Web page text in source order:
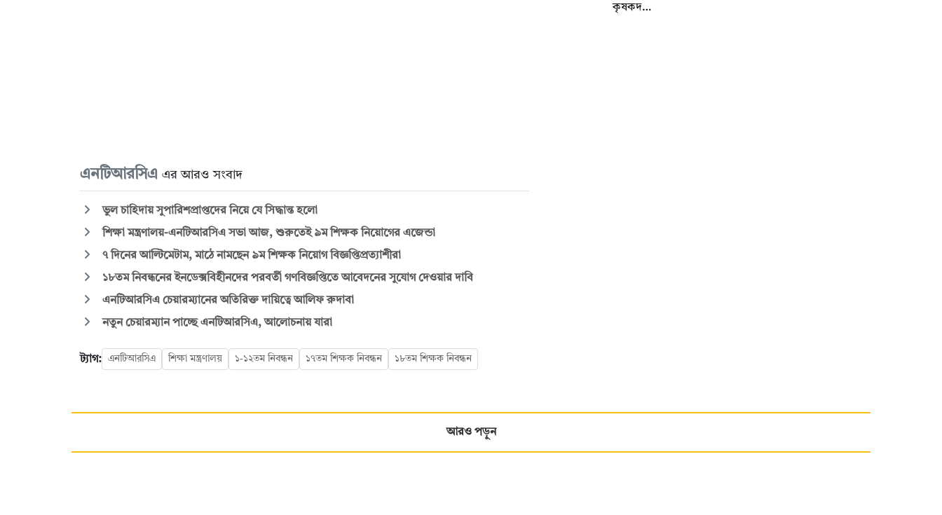
এনটিআরসিএ এর আরও সংবাদ
ভুল চাহিদায় সুপারিশপ্রাপ্তদের নিয়ে যে সিদ্ধান্ত হলো
শিক্ষা মন্ত্রণালয়-এনটিআরসিএ সভা আজ, শুরুতেই ৯ম শিক্ষক নিয়োগের এজেন্ডা
৭ দিনের আল্টিমেটাম, মাঠে নামছেন ৯ম শিক্ষক নিয়োগ বিজ্ঞপ্তিপ্রত্যাশীরা
১৮তম নিবন্ধনের ইনডেক্সবিহীনদের পরবর্তী গণবিজ্ঞপ্তিতে আবেদনের সুযোগ দেওয়ার দাবি
এনটিআরসিএ চেয়ারম্যানের অতিরিক্ত দায়িত্বে আলিফ রুদাবা
নতুন চেয়ারম্যান পাচ্ছে এনটিআরসিএ, আলোচনায় যারা
ট্যাগ: এনটিআরসিএ শিক্ষা মন্ত্রণালয় ১-১২তম নিবন্ধন ১৭তম শিক্ষক নিবন্ধন ১৮তম শিক্ষক নিবন্ধন
কৃষকদ…
আরও পড়ুন